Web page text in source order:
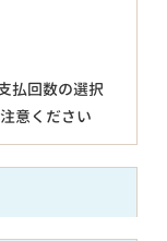
払回数の選択
意ください